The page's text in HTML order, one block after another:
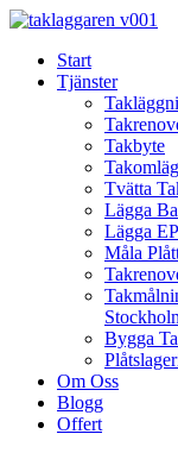
Skip
contentStart
Tjänster
Takbyte
Tvätta
Lägga
Lägga
Måla
Bygga
Om Oss
Blogg
Offert